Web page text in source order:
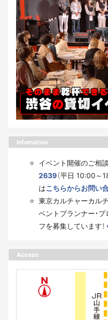
Infomation
イベント開催のご相
2639（平日 10:00～
はこちらからお問い
東京カルチャーカル
ベントプランナー・
フを募集しています！
Access